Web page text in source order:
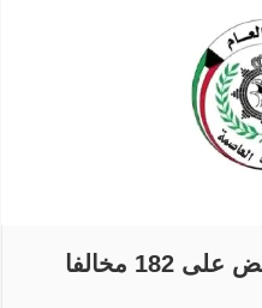
«أمن العاصمة» تلقي القبض على 182 مخالفا